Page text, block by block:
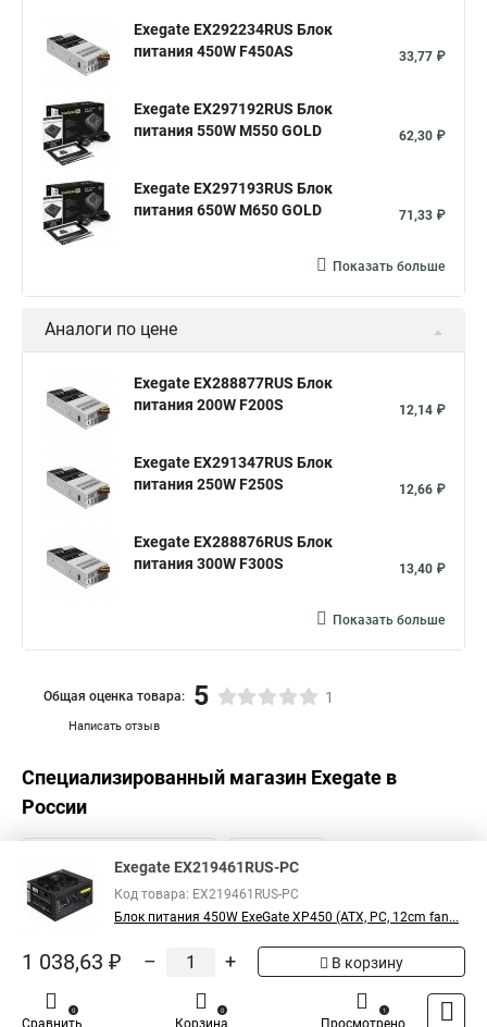
Exegate EX292234RUS Блок
питания 450W F450AS
33,77 ₽
Exegate EX297192RUS Блок
питания 550W M550 GOLD
62,30 ₽
Exegate EX297193RUS Блок
питания 650W M650 GOLD
71,33 ₽
Показать больше
Аналоги по цене
Exegate EX288877RUS Блок
питания 200W F200S
12,14 ₽
Exegate EX291347RUS Блок
питания 250W F250S
12,66 ₽
Exegate EX288876RUS Блок
питания 300W F300S
13,40 ₽
Показать больше
Написать отзыв
Общая оценка товара: 5 1
Специализированный магазин Exegate в
России
Exegate EX219461RUS-PC
Код товара: EX219461RUS-PC
Блок питания 450W ExeGate XP450 (ATX, PC, 12cm fan...
1 038,63 ₽ – + В корзину
Сравнить
0
Корзина
0
Просмотрено
1